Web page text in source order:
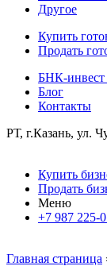
Другое
Купить
Продать
БНК-инвест
Блог
Контакты
РТ, г.Казань, ул.
Купить
Продать
Меню
+7 987 225-
Главная страница